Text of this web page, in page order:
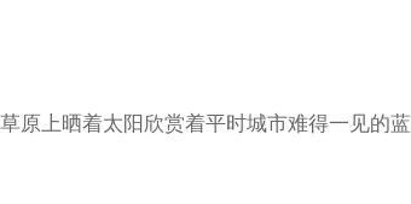
原上晒着太阳欣赏着平时城市难得一见的蓝